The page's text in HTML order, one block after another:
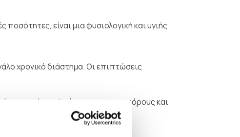
είναι μια φυσιολογική και υγιής
χρονικό διάστημα. Οι επιπτώσεις
σμήγμα, φράσσοντας τους πόρους και